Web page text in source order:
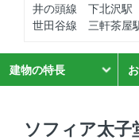
井の頭線 下北沢駅
世田谷線 三軒茶屋
建物の特長
ソフィア太子